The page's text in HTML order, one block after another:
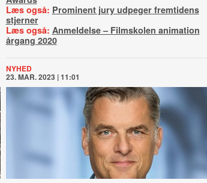
Læs også: Prominent jury udpeger fremtidens
stjerner
Læs også: Anmeldelse – Filmskolen animation
årgang 2020
NYHED
23. MAR. 2023 | 11:01